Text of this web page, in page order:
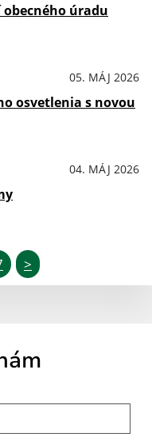
úradu
05. MÁJ 2026
osvetlenia s novou
04. MÁJ 2026
>